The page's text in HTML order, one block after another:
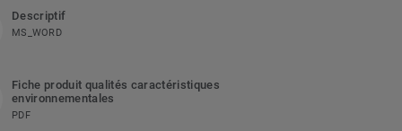
Descriptif
MS_WORD
Fiche produit qualités caractéristiques
environnementales
PDF